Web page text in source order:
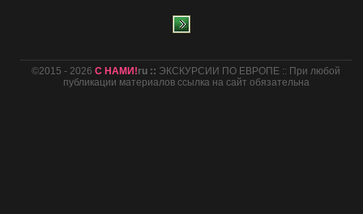
©2015 - 2026С НАМИ!ru :: ЭКСКУРСИИ ПО ЕВРОПЕ :: При любой
публикации материалов ссылка на сайт обязательна